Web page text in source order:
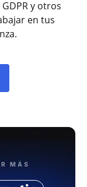
y otros
en tus
MÁS